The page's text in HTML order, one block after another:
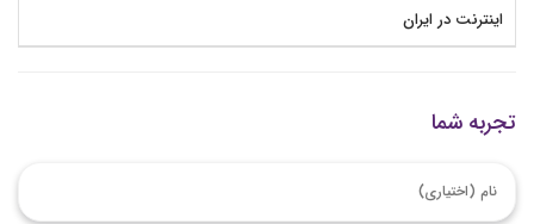
اینترنت در ایران
تجربه شما